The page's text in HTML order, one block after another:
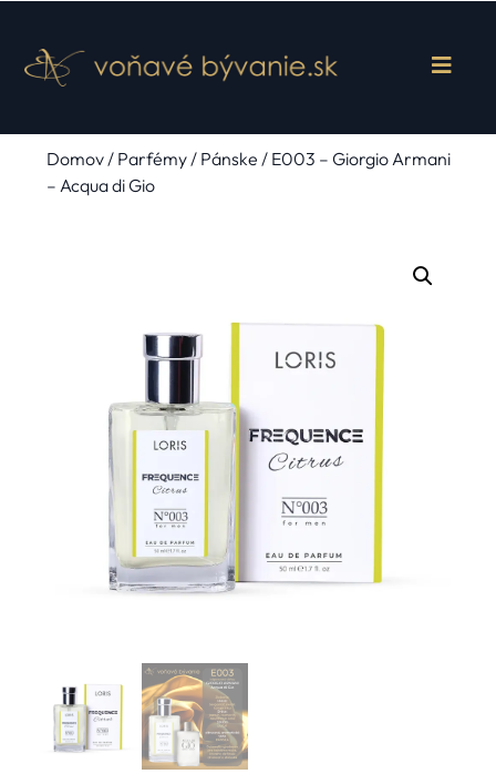
Domov/ Parfémy/ Pánske / E003 – Giorgio Armani
– Acqua di Gio